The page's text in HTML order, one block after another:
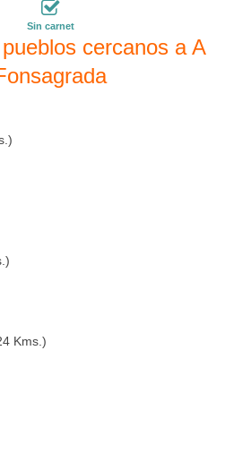
Sin carnet
cercanos a A
Kms.)